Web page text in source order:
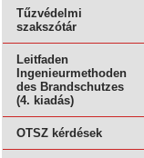
Tűzvédelmi
szakszótár
Leitfaden
Ingenieurmethoden
des Brandschutzes
(4. kiadás)
OTSZ kérdések